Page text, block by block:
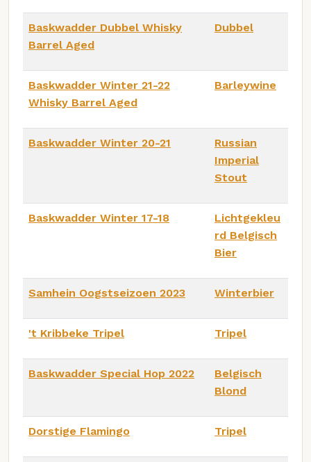
Baskwadder Dubbel Whisky
Barrel Aged
Dubbel
Baskwadder Winter 21-22
Whisky Barrel Aged
Barleywine
Baskwadder Winter 20-21
Russian
Imperial
Stout
Baskwadder Winter 17-18
Lichtgekleu
rd Belgisch
Bier
Samhein Oogstseizoen 2023 Winterbier
't Kribbeke Tripel Tripel
Baskwadder Special Hop 2022
Belgisch
Blond
Dorstige Flamingo Tripel